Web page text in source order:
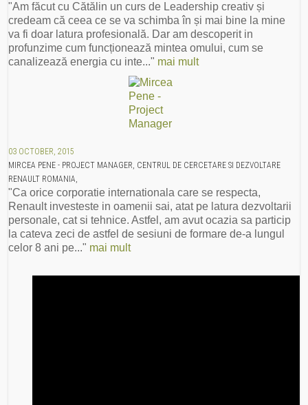
"Am făcut cu Cătălin un curs de Leadership creativ și
credeam că ceea ce se va schimba în și mai bine la mine
va fi doar latura profesională. Dar am descoperit in
profunzime cum funcționează mintea omului, cum se
canalizează energia cu inte..." mai mult
03 OCTOBER, 2015
MIRCEA PENE - PROJECT MANAGER, CENTRUL DE CERCETARE SI DEZVOLTARE
RENAULT ROMANIA,
"Ca orice corporatie internationala care se respecta,
Renault investeste in oamenii sai, atat pe latura dezvoltarii
personale, cat si tehnice. Astfel, am avut ocazia sa particip
la cateva zeci de astfel de sesiuni de formare de-a lungul
celor 8 ani pe..." mai mult